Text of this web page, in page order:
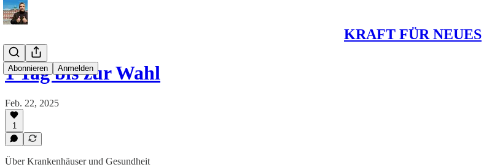
KRAFT FÜR NEUES
Abonnieren Anmelden
1 Tag bis zur Wahl
Feb. 22, 2025
1
Über Krankenhäuser und Gesundheit